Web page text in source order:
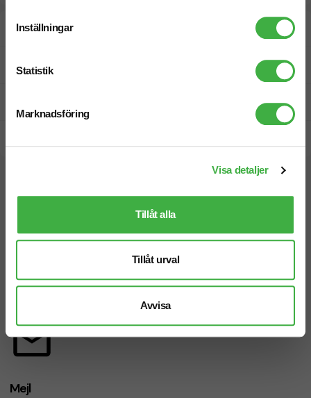
Inställningar
Statistik
Marknadsföring
Visa detaljer
Tillåt alla
Tillåt urval
Avvisa
Designskiss inom 1 h
Fri offert
Telefon: 019-760 65 00
Mejl